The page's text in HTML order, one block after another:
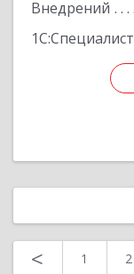
Внедрений
1С:Специалист
< 1 2